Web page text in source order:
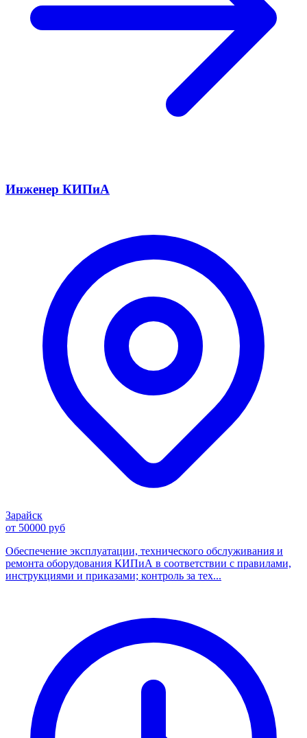
Инженер КИПиА
Зарайск
от 50000 руб
Обеспечение эксплуатации, технического обслуживания и
ремонта оборудования КИПиА в соответствии с правилами,
инструкциями и приказами; контроль за тех...